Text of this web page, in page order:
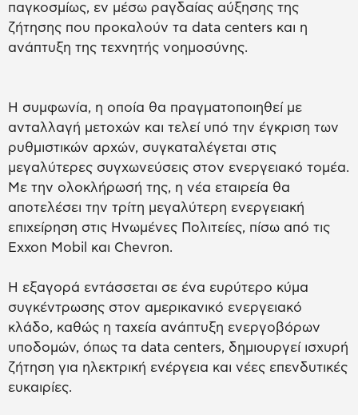
παγκοσμίως, εν μέσω ραγδαίας αύξησης της
ζήτησης που προκαλούν τα data centers και η
ανάπτυξη της τεχνητής νοημοσύνης.
Η συμφωνία, η οποία θα πραγματοποιηθεί με
ανταλλαγή μετοχών και τελεί υπό την έγκριση των
ρυθμιστικών αρχών, συγκαταλέγεται στις
μεγαλύτερες συγχωνεύσεις στον ενεργειακό τομέα.
Με την ολοκλήρωσή της, η νέα εταιρεία θα
αποτελέσει την τρίτη μεγαλύτερη ενεργειακή
επιχείρηση στις Ηνωμένες Πολιτείες, πίσω από τις
Exxon Mobil και Chevron.
Η εξαγορά εντάσσεται σε ένα ευρύτερο κύμα
συγκέντρωσης στον αμερικανικό ενεργειακό
κλάδο, καθώς η ταχεία ανάπτυξη ενεργοβόρων
υποδομών, όπως τα data centers, δημιουργεί ισχυρή
ζήτηση για ηλεκτρική ενέργεια και νέες επενδυτικές
ευκαιρίες.